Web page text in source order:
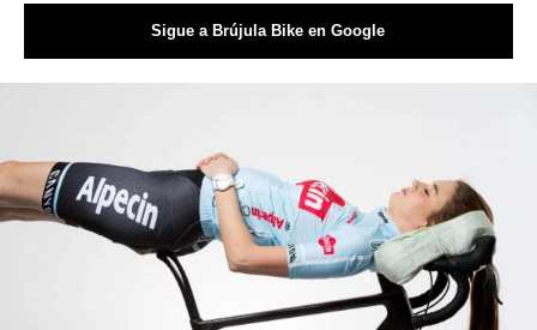
Sigue a Brújula Bike en Google